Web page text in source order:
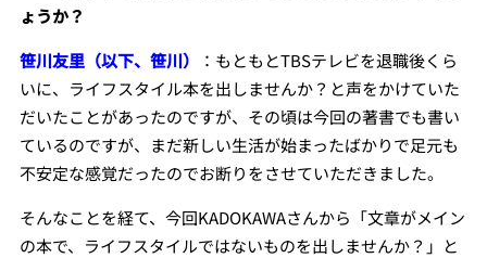
ょうか？
笹川友里（以下、笹川）
：もともとTBSテレビを退職後くら
いに、ライフスタイル本を出しませんか？と声をかけていた
だいたことがあったのですが、その頃は今回の著書でも書い
ているのですが、まだ新しい生活が始まったばかりで足元も
不安定な感覚だったのでお断りをさせていただきました。
そんなことを経て、今回KADOKAWAさんから「文章がメイン
の本で、ライフスタイルではないものを出しませんか？」と